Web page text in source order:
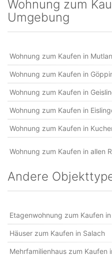
Wohnung zum
Umgebung
Wohnung zum Kaufen in
Wohnung zum Kaufen in
Wohnung zum Kaufen in
Wohnung zum Kaufen in
Wohnung zum Kaufen in
Wohnung zum Kaufen in allen
Andere
Etagenwohnung zum Kaufen
Häuser zum Kaufen in Salach
Mehrfamilienhaus zum Kaufen